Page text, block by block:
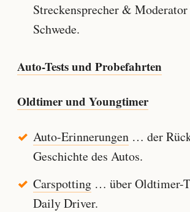
Streckensprecher &
Schwede.
Auto-Tests und Probefahrten
Oldtimer und Youngtimer
Auto-Erinnerungen… der
Geschichte des Autos.
Carspotting… über Oldtimer-
Daily Driver.